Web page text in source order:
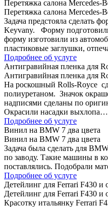
Перетяжка салона Mercedes-
Перетяжка салона Mercedes-
Задача предстояла сделать
Keyvany. Форму
форму изготовили из
пластиковые заглушки,
Подробнее об услуге
Антигравийная пленка для
Антигравийная пленка для
На роскошный Rolls-Royce
полиуретаном. Значок
надписями сделаны по
Окрасили насадки
Подробнее об услуге
Винил на BMW 7 два цвета
Винил на BMW 7 два цвета
Задача была сделать для
по заводу. Такие машины в
поставлялись. Подобрали
Подробнее об услуге
Детейлинг для Ferrari F430 и
Детейлинг для Ferrari F430 и
Красотку итальянку Ferrari